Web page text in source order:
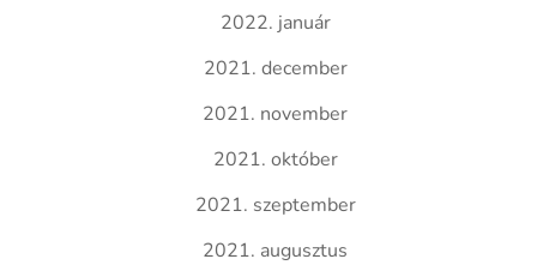
2022. január
2021. december
2021. november
2021. október
2021. szeptember
2021. augusztus